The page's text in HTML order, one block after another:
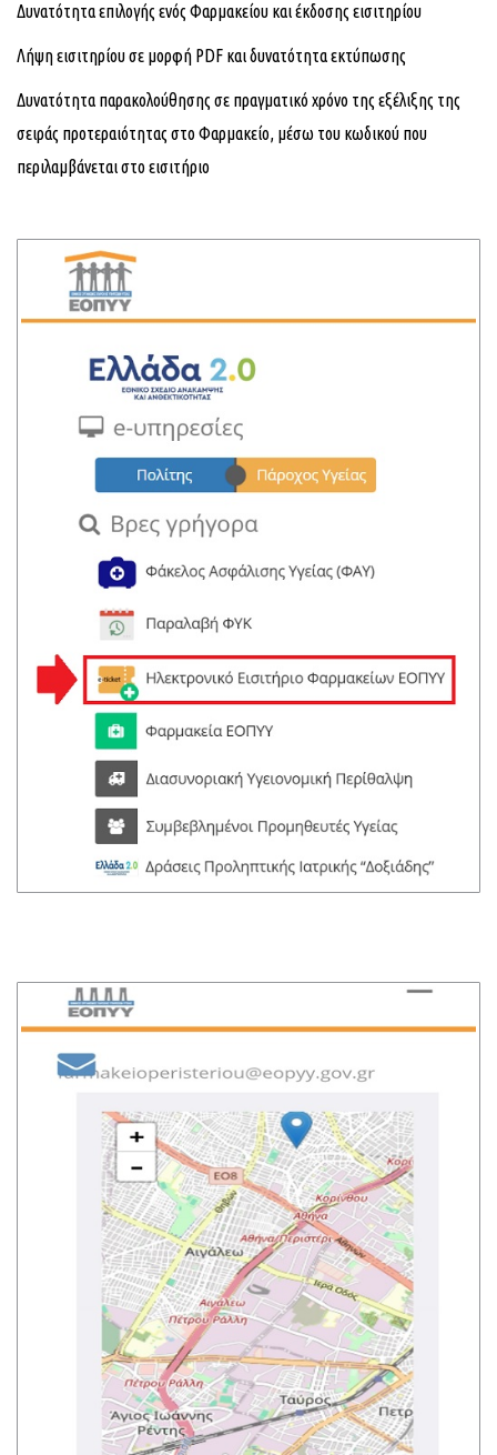
Δυνατότητα επιλογής ενός Φαρμακείου και έκδοσης εισιτηρίου
Λήψη εισιτηρίου σε μορφή PDF και δυνατότητα εκτύπωσης
Δυνατότητα παρακολούθησης σε πραγματικό χρόνο της εξέλιξης της
σειράς προτεραιότητας στο Φαρμακείο, μέσω του κωδικού που
περιλαμβάνεται στο εισιτήριο